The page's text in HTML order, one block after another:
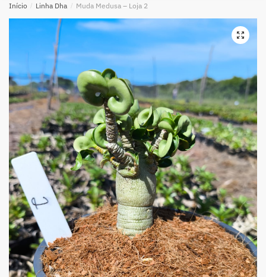
Início / Linha Dha / Muda Medusa – Loja 2
🔍